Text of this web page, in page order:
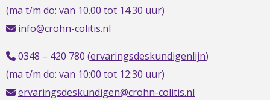
(ma t/m do: van 10.00 tot 14.30 uur)
info@crohn-colitis.nl
0348 – 420 780 (ervaringsdeskundigenlijn)
(ma t/m do: van 10:00 tot 12:30 uur)
ervaringsdeskundigen@crohn-colitis.nl